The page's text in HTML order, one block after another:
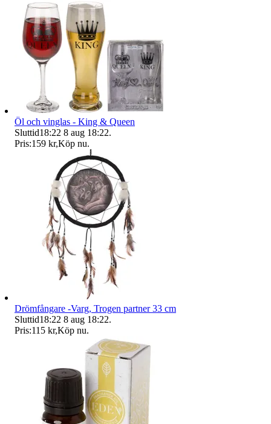
Öl och vinglas - King & Queen
Sluttid18:22 8 aug 18:22.
Pris:159 kr,Köp nu.
Drömfångare -Varg, Trogen partner 33 cm
Sluttid18:22 8 aug 18:22.
Pris:115 kr,Köp nu.